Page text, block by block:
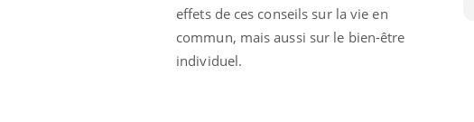
effets de ces conseils sur la vie en
commun, mais aussi sur le bien-être
individuel.
Allergies alimentaires :
une nouvelle arme contre
les réactions sévères